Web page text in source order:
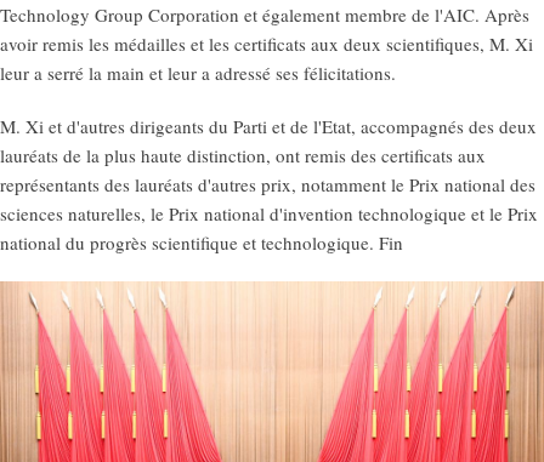
Technology Group Corporation et également membre de l'AIC. Après
avoir remis les médailles et les certificats aux deux scientifiques, M. Xi
leur a serré la main et leur a adressé ses félicitations.
M. Xi et d'autres dirigeants du Parti et de l'Etat, accompagnés des deux
lauréats de la plus haute distinction, ont remis des certificats aux
représentants des lauréats d'autres prix, notamment le Prix national des
sciences naturelles, le Prix national d'invention technologique et le Prix
national du progrès scientifique et technologique. Fin